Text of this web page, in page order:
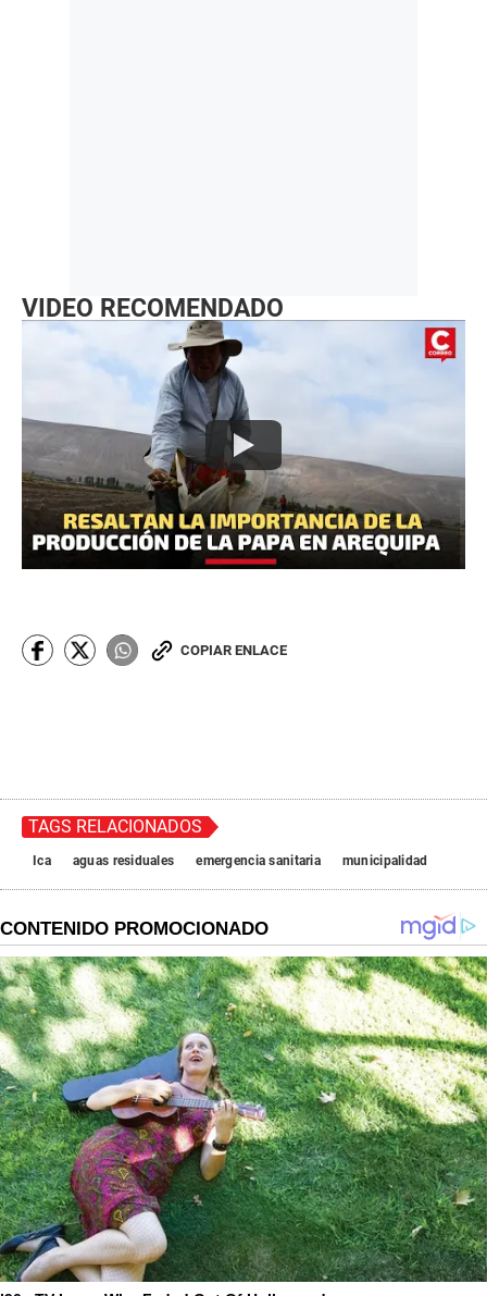
VIDEO RECOMENDADO
COPIAR ENLACE
TAGS RELACIONADOS
Ica aguas residuales emergencia sanitaria municipalidad